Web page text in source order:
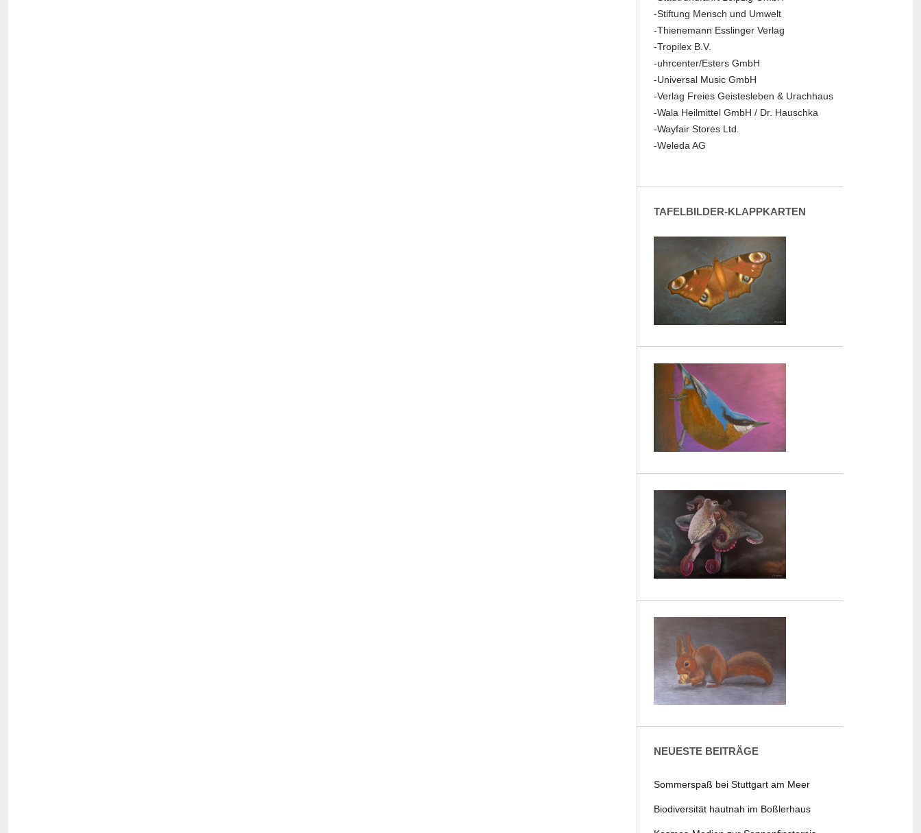
-Stiftung Mensch und Umwelt
-Thienemann Esslinger Verlag
-Tropilex B.V.
-uhrcenter/Esters GmbH
-Universal Music GmbH
-Verlag Freies Geistesleben & Urachhaus
-Wala Heilmittel GmbH / Dr. Hauschka
-Wayfair Stores Ltd.
-Weleda AG
TAFELBILDER-KLAPPKARTEN
NEUESTE BEITRÄGE
Sommerspaß bei Stuttgart am Meer
Biodiversität hautnah im Boßlerhaus